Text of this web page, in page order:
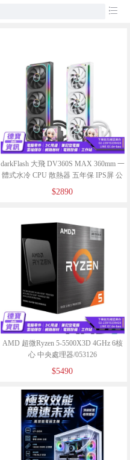
󰂦
darkFlash 大飛 DV360S MAX 360mm 一
體式水冷 CPU 散熱器 五年保 IPS屏 公
司貨/061126
$2890
AMD 超微Ryzen 5-5500X3D 4GHz 6核
心 中央處理器/053126
$5490